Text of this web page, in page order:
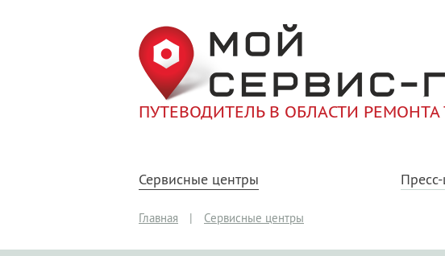
ПУТЕВОДИТЕЛЬ В ОБЛАСТИ
Сервисные центры
Главная | Сервисные центры